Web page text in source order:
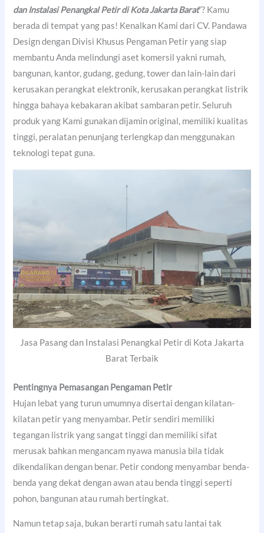
dan Instalasi Penangkal Petir di Kota Jakarta Barat”? Kamu
berada di tempat yang pas! Kenalkan Kami dari CV. Pandawa
Design dengan Divisi Khusus Pengaman Petir yang siap
membantu Anda melindungi aset komersil yakni rumah,
bangunan, kantor, gudang, gedung, tower dan lain-lain dari
kerusakan perangkat elektronik, kerusakan perangkat listrik
hingga bahaya kebakaran akibat sambaran petir. Seluruh
produk yang Kami gunakan dijamin original, memiliki kualitas
tinggi, peralatan penunjang terlengkap dan menggunakan
teknologi tepat guna.
Jasa Pasang dan Instalasi Penangkal Petir di Kota Jakarta
Barat Terbaik
Pentingnya Pemasangan Pengaman Petir
Hujan lebat yang turun umumnya disertai dengan kilatan-
kilatan petir yang menyambar. Petir sendiri memiliki
tegangan listrik yang sangat tinggi dan memiliki sifat
merusak bahkan mengancam nyawa manusia bila tidak
dikendalikan dengan benar. Petir condong menyambar benda-
benda yang dekat dengan awan atau benda tinggi seperti
pohon, bangunan atau rumah bertingkat.
Namun tetap saja, bukan berarti rumah satu lantai tak